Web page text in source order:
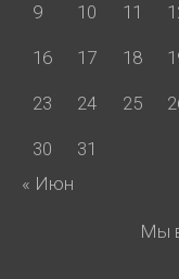
9 10 11
16 17 18
23 24 25
30
31
« Июн
Мы